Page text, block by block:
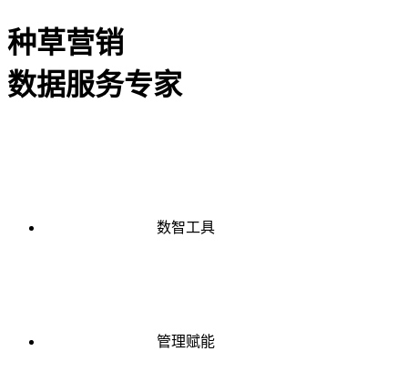
种草营销
数据服务专家
数智工具
管理赋能